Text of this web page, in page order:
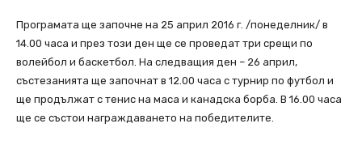
Програмата ще започне на 25 април 2016 г. /понеделник/ в
14.00 часа и през този ден ще се проведат три срещи по
волейбол и баскетбол. На следващия ден – 26 април,
състезанията ще започнат в 12.00 часа с турнир по футбол и
ще продължат с тенис на маса и канадска борба. В 16.00 часа
ще се състои награждаването на победителите.